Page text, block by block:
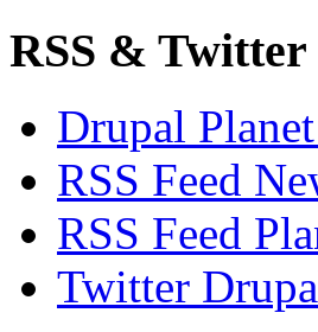
RSS & Twitter
Drupal
RSS Feed
RSS Feed
Twitter